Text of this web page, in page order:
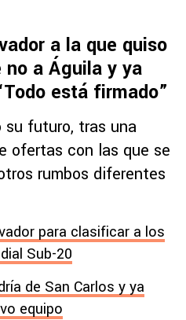
a la que quiso
a Águila y ya
está firmado”
futuro, tras una
ofertas con las que se
rumbos diferentes
para clasificar a los
Sub-20
de San Carlos y ya
equipo